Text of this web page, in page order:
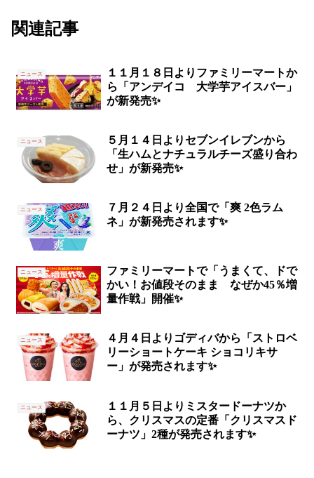
関連記事
ニュース
１１月１８日よりファミリーマートか
ら「アンデイコ 大学芋アイスバー」
が新発売✨
ニュース
５月１４日よりセブンイレブンから
「生ハムとナチュラルチーズ盛り合わ
せ」が新発売✨
ニュース
７月２４日より全国で「爽 2色ラム
ネ」が新発売されます✨
ニュース
ファミリーマートで「うまくて、ドで
かい！お値段そのまま なぜか45％増
量作戦」開催✨
ニュース
４月４日よりゴディバから「ストロベ
リーショートケーキ ショコリキサ
ー」が発売されます✨
ニュース
１１月５日よりミスタードーナツか
ら、クリスマスの定番「クリスマスド
ーナツ」2種が発売されます✨